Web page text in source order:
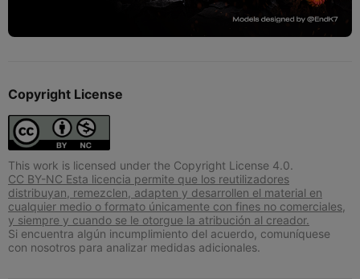
Copyright License
This work is licensed under the Copyright License 4.0.
CC BY-NC Esta licencia permite que los reutilizadores
distribuyan, remezclen, adapten y desarrollen el material en
cualquier medio o formato únicamente con fines no comerciales,
y siempre y cuando se le otorgue la atribución al creador.
Si encuentra algún incumplimiento del acuerdo, comuníquese
con nosotros para analizar medidas adicionales.